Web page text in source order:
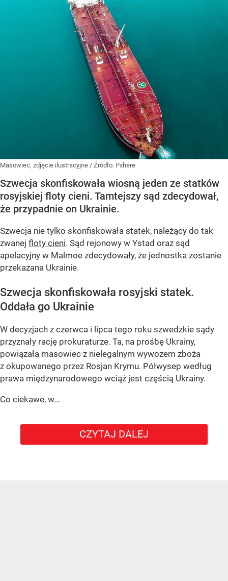
Masowiec, zdjęcie ilustracyjne / Źródło: Pxhere
Szwecja skonfiskowała wiosną jeden ze statków
rosyjskiej floty cieni. Tamtejszy sąd zdecydował,
że przypadnie on Ukrainie.
Szwecja nie tylko skonfiskowała statek, należący do tak
zwanej floty cieni. Sąd rejonowy w Ystad oraz sąd
apelacyjny w Malmoe zdecydowały, że jednostka zostanie
przekazana Ukrainie.
Szwecja skonfiskowała rosyjski statek.
Oddała go Ukrainie
W decyzjach z czerwca i lipca tego roku szwedzkie sądy
przyznały rację prokuraturze. Ta, na prośbę Ukrainy,
powiązała masowiec z nielegalnym wywozem zboża
z okupowanego przez Rosjan Krymu. Półwysep według
prawa międzynarodowego wciąż jest częścią Ukrainy.
Co ciekawe, w...
CZYTAJ DALEJ